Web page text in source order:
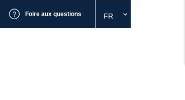
Foire aux questions
Sélectionnez
la
FR